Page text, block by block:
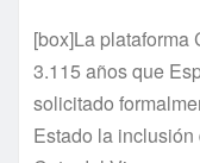
[box]La plataforma
3.115 años que
solicitado
Estado la